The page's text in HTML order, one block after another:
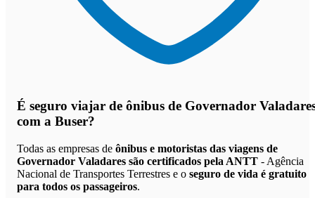
É seguro viajar de ônibus de Governador
com a Buser?
Todas as empresas de ônibus e motoristas das viagens de
Governador Valadares são certificados pela ANTT - Agência
Nacional de Transportes Terrestres e o seguro de vida é gratuito
para todos os passageiros.